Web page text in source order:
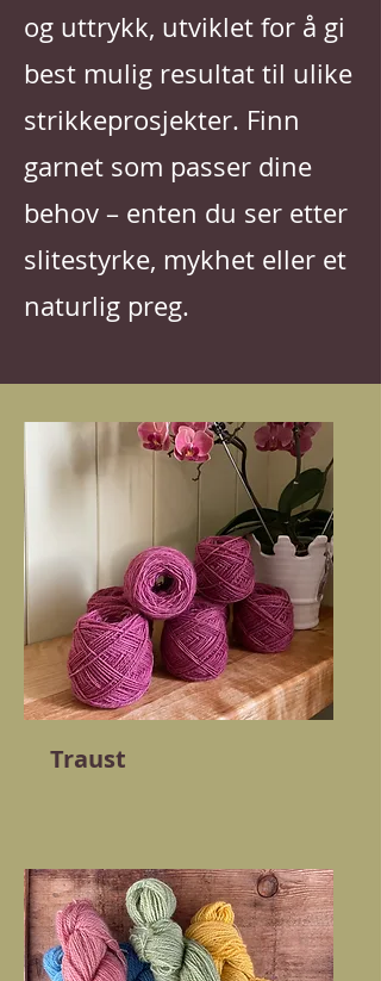
og uttrykk, utviklet for å gi
best mulig resultat til ulike
strikkeprosjekter. Finn
garnet som passer dine
behov – enten du ser etter
slitestyrke, mykhet eller et
naturlig preg.
Traust